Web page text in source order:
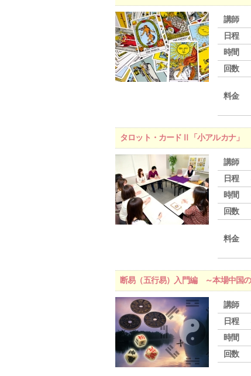
講師
日程
時間
回数
料金
タロット・カードⅡ「小アルカナ」
講師
日程
時間
回数
料金
断易（五行易）入門編 ～本場中国
講師
日程
時間
回数